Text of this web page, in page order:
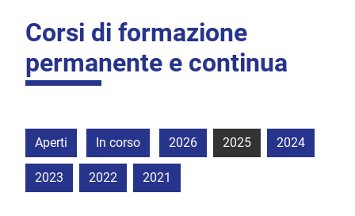
Corsi di formazione
permanente e continua
Aperti In corso 2026 2025 2024
2023 2022 2021